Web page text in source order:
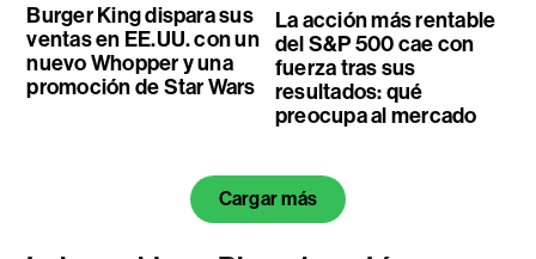
Burger King dispara sus
ventas en EE.UU. con un
nuevo Whopper y una
promoción de Star Wars
La acción más rentable
del S&P 500 cae con
fuerza tras sus
resultados: qué
preocupa al mercado
Cargar más